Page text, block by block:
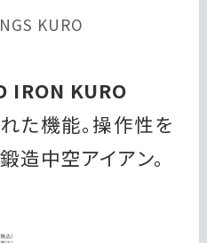
KURO
IRON KURO
た機能。操作性を
造中空アイアン。